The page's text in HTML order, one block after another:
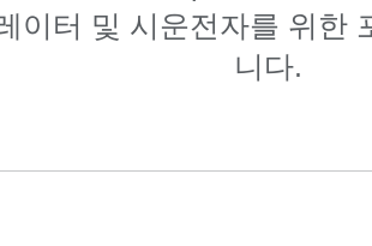
이터 및 시운전자를 위한
니다.